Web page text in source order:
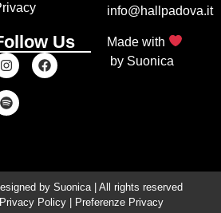
Us
info@hallpadova.it
Made with
by Suonica
by Suonica| All rights reserved
Privacy Policy Preferenze Privacy